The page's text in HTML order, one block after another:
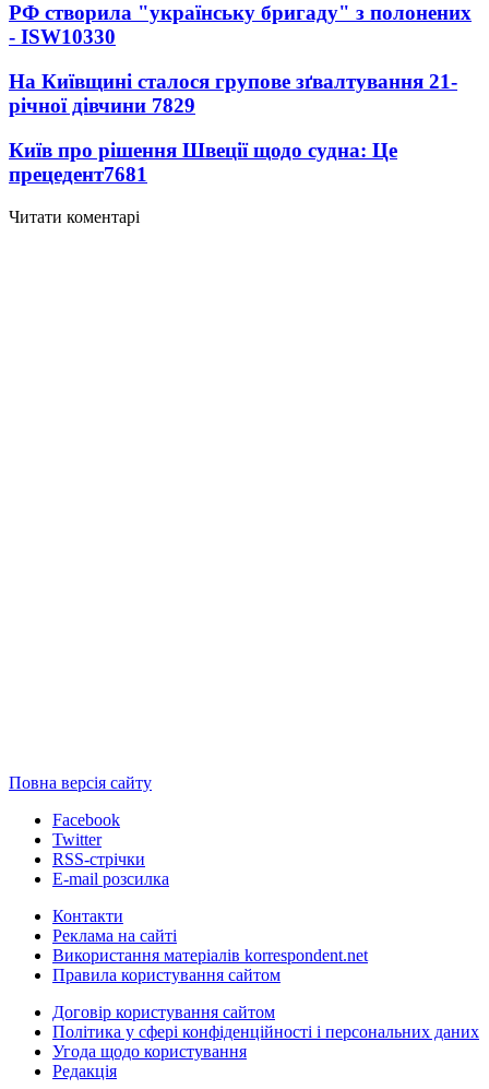
РФ створила "українську бригаду" з полонених
- ISW10330
На Київщині сталося групове зґвалтування 21-
річної дівчини 7829
Київ про рішення Швеції щодо судна: Це
прецедент7681
Читати коментарі
Повна версія сайту
Facebook
Twitter
RSS-стрічки
E-mail розсилка
Контакти
Реклама на сайті
Використання матеріалів korrespondent.net
Правила користування сайтом
Договір користування сайтом
Політика у сфері конфіденційності і персональних даних
Угода щодо користування
Редакція